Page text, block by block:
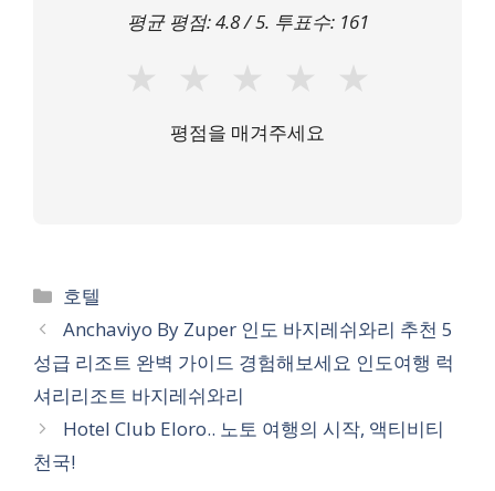
평균 평점:4.8/ 5. 투표수: 161
★ ★ ★ ★ ★
평점을 매겨주세요
카
테
리
호텔
Anchaviyo By Zuper 인도 바지레쉬와리 추천 5
성급 리조트 완벽 가이드 경험해보세요 인도여행 럭
셔리리조트 바지레쉬와리
Hotel Club Eloro.. 노토 여행의 시작, 액티비티
천국!